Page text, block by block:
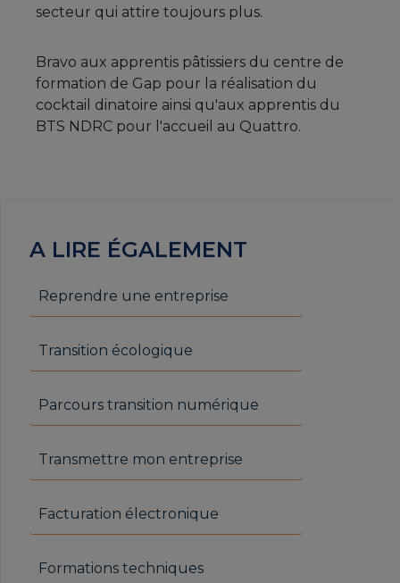
secteur qui attire toujours plus.
Bravo aux apprentis pâtissiers du centre de
formation de Gap pour la réalisation du
cocktail dinatoire ainsi qu'aux apprentis du
BTS NDRC pour l'accueil au Quattro.
A LIRE ÉGALEMENT
Reprendre une entreprise
Transition écologique
Parcours transition numérique
Transmettre mon entreprise
Facturation électronique
Formations techniques